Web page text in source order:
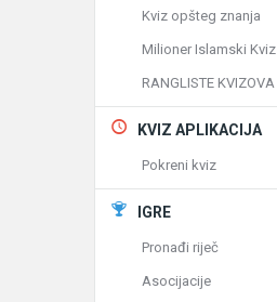
Kviz opšteg znanja
Milioner Islamski Kviz
RANGLISTE KVIZOVA
KVIZ APLIKACIJA
Pokreni kviz
IGRE
Pronađi riječ
Asocijacije